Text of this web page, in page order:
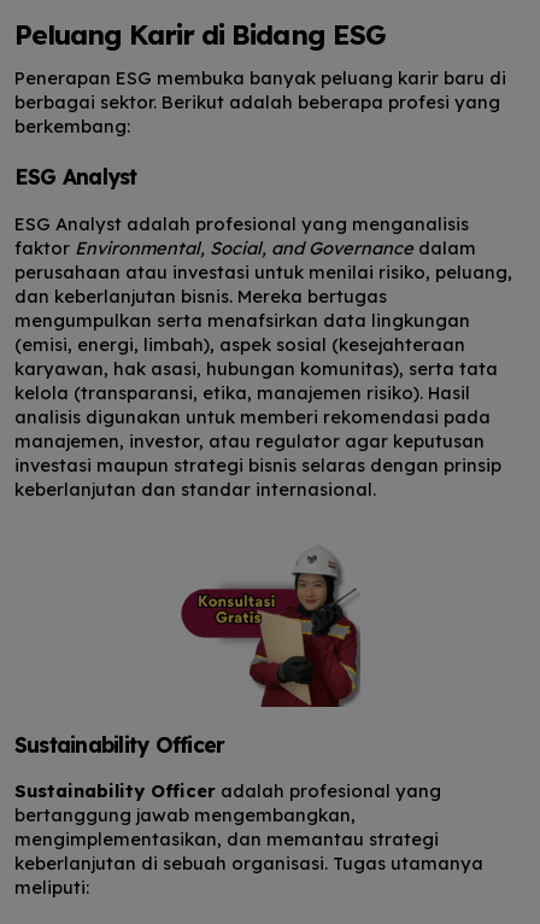
Peluang Karir di Bidang ESG
Penerapan ESG membuka banyak peluang karir baru di
berbagai sektor. Berikut adalah beberapa profesi yang
berkembang:
ESG Analyst
ESG Analyst adalah profesional yang menganalisis
faktor Environmental, Social, and Governance dalam
perusahaan atau investasi untuk menilai risiko, peluang,
dan keberlanjutan bisnis. Mereka bertugas
mengumpulkan serta menafsirkan data lingkungan
(emisi, energi, limbah), aspek sosial (kesejahteraan
karyawan, hak asasi, hubungan komunitas), serta tata
kelola (transparansi, etika, manajemen risiko). Hasil
analisis digunakan untuk memberi rekomendasi pada
manajemen, investor, atau regulator agar keputusan
investasi maupun strategi bisnis selaras dengan prinsip
keberlanjutan dan standar internasional.
Sustainability Officer
Sustainability Officer adalah profesional yang
bertanggung jawab mengembangkan,
mengimplementasikan, dan memantau strategi
keberlanjutan di sebuah organisasi. Tugas utamanya
meliputi: